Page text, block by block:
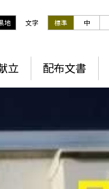
地 文字 標準 中
立 配布文書